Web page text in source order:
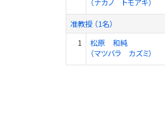
（ナカノ トモアキ）
准教授 （1名）
1
松原 和純
（マツバラ カズミ）